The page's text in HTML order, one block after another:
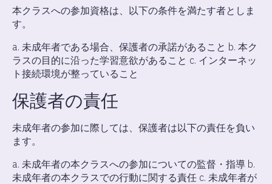
本クラスへの参加資格は、以下の条件を満たす者としま
す。
a. 未成年者である場合、保護者の承諾があること b. 本ク
ラスの目的に沿った学習意欲があること c. インターネッ
ト接続環境が整っていること
保護者の責任
未成年者の参加に際しては、保護者は以下の責任を負い
ます。
a. 未成年者の本クラスへの参加についての監督・指導 b.
未成年者の本クラスでの行動に関する責任 c. 未成年者が